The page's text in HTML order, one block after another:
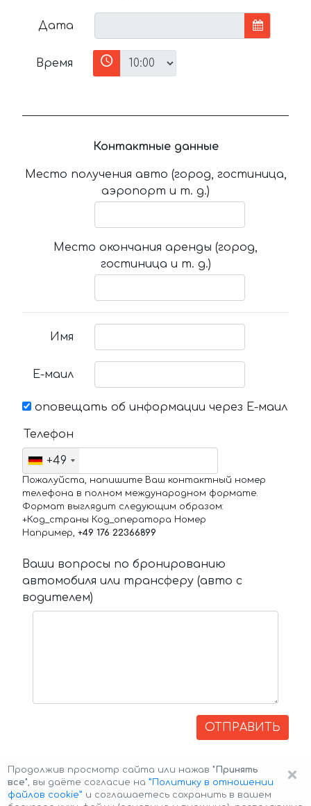
Дата
Время
Контактные данные
Место получения авто (город, гостиница,
аэропорт и т. д.)
Место окончания аренды (город,
гостиница и т. д.)
Имя
Е-маил
оповещать об информации через Е-маил
Телефон
+49
Пожалуйста, напишите Ваш контактный номер
телефона в полном международном формате.
Формат выглядит следующим образом:
+Код_страны Код_оператора Номер
Например, +49 176 22366899
Ваши вопросы по бронированию
автомобиля или трансферу (авто с
водителем)
ОТПРАВИТЬ
×
Продолжив просмотр сайта или нажав "Принять
все", вы даёте согласие на ”Политику в отношении
файлов cookie” и соглашаетесь сохранить в вашем